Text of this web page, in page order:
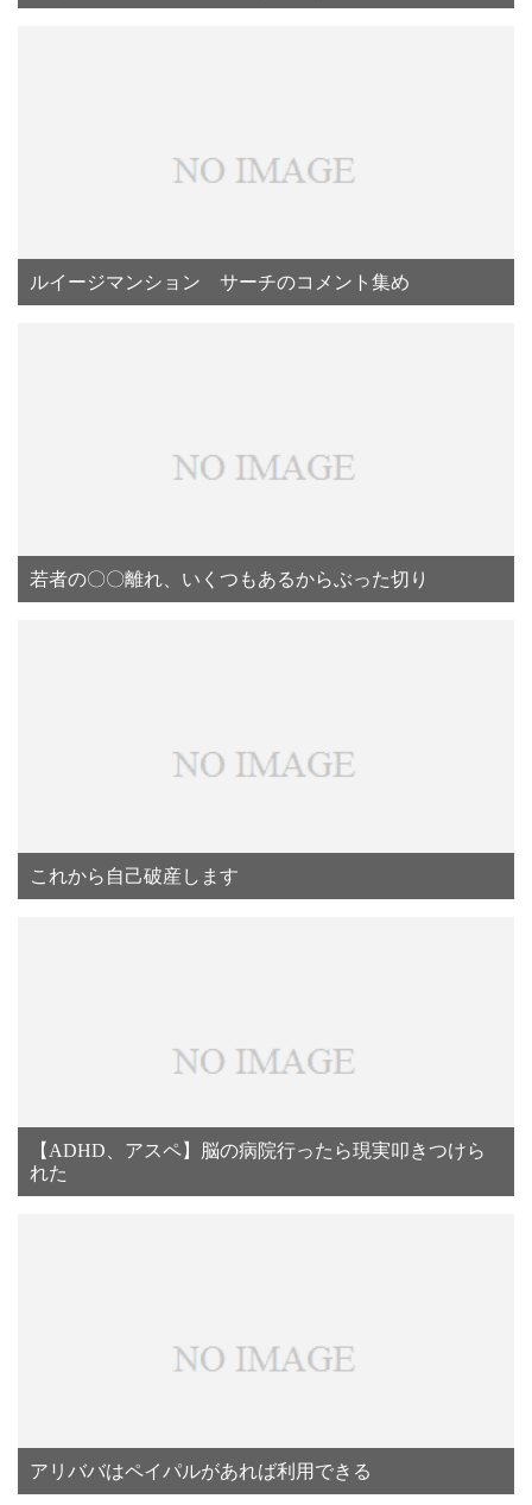
ルイージマンション サーチのコメント集め
若者の〇〇離れ、いくつもあるからぶった切り
これから自己破産します
【ADHD、アスペ】脳の病院行ったら現実叩きつけら
れた
アリババはペイパルがあれば利用できる